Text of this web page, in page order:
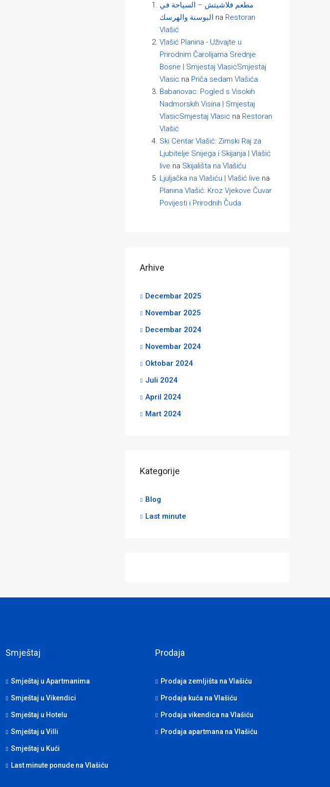
مطعم فلاشيتش – السياحة في
البوسنة والهرسك na Restoran
Vlašić
Vlašić Planina - Uživajte u
Prirodnim Čarolijama Srednje
Bosne | Smjestaj VlasicSmjestaj
Vlasic na Priča sedam Vlašića
Babanovac: Pogled s Visokih
Nadmorskih Visina | Smjestaj
VlasicSmjestaj Vlasic na Restoran
Vlašić
Ski Centar Vlašić: Zimski Raj za
Ljubitelje Snijega i Skijanja | Vlašić
live na Skijališta na Vlašiću
Ljuljačka na Vlašiću | Vlašić live na
Planina Vlašić: Kroz Vjekove Čuvar
Povijesti i Prirodnih Čuda
Arhive
Decembar 2025
Novembar 2025
Decembar 2024
Novembar 2024
Oktobar 2024
Juli 2024
April 2024
Mart 2024
Kategorije
Blog
Last minute
Smještaj
Smještaj u Apartmanima
Smještaj u Vikendici
Smještaj u Hotelu
Smještaj u Villi
Smještaj u Kući
Last minute ponude na Vlašiću
Prodaja
Prodaja zemljišta na Vlašiću
Prodaja kuća na Vlašiću
Prodaja vikendica na Vlašiću
Prodaja apartmana na Vlašiću